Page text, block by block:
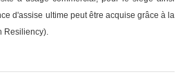
d'assise ultime peut être acquise grâce à la
Resiliency).